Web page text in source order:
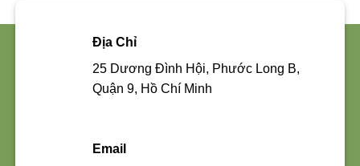
Địa Chỉ
25 Dương Đình Hội, Phước Long B,
Quận 9, Hồ Chí Minh
Email